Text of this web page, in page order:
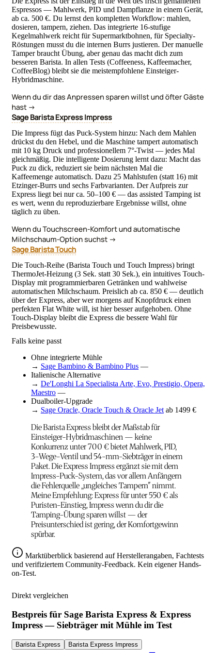
Espressos — Mahlwerk, PID und Dampflanze in einem Gerät,
ab ca. 500 €. Du lernst den kompletten Workflow: mahlen,
dosieren, tampern, ziehen. Das integrierte 16-stufige
Kegelmahlwerk reicht für Supermarktbohnen, für Specialty-
Röstungen musst du die internen Burrs justieren. Der manuelle
Tamper braucht Übung, aber genau das macht dich zum
besseren Barista. In allen Tests (Coffeeness, Kaffeemacher,
CoffeeBlog) bleibt sie die meistempfohlene Einsteiger-
Hybridmaschine.
Wenn du dir das Anpressen sparen willst und öfter Gäste
hast →
Sage Barista Express Impress
Die Impress fügt das Puck-System hinzu: Nach dem Mahlen
drückst du den Hebel, und die Maschine tampert automatisch
mit 10 kg Druck und professionellem 7°-Twist — jedes Mal
gleichmäßig. Die intelligente Dosierung lernt dazu: Macht das
Puck zu dick, reduziert sie beim nächsten Mal die
Kaffeemenge automatisch. Dazu 25 Mahlstufen (statt 16) mit
Etzinger-Burrs und sechs Farbvarianten. Der Aufpreis zur
Express liegt bei nur ca. 50–100 € — das assisted Tamping ist
es wert, wenn du reproduzierbare Ergebnisse willst, ohne
täglich zu üben.
Wenn du Touchscreen-Komfort und automatische
Milchschaum-Option suchst →
Sage Barista Touch
Die Touch-Reihe (Barista Touch und Touch Impress) bringt
ThermoJet-Heizung (3 Sek. statt 30 Sek.), ein intuitives Touch-
Display mit programmierbaren Getränken und wahlweise
automatischen Milchschaum. Preislich ab ca. 850 € — deutlich
über der Express, aber wer morgens auf Knopfdruck einen
perfekten Flat White will, ist hier besser aufgehoben. Ohne
Touch-Display bleibt die Express die bessere Wahl für
Preisbewusste.
Falls keine passt
Ohne integrierte Mühle
→ Sage Bambino & Bambino Plus —
Italienische Alternative
→ De'Longhi La Specialista Arte, Evo, Prestigio, Opera,
Maestro —
Dualboiler-Upgrade
→ Sage Oracle, Oracle Touch & Oracle Jet ab 1499 €
Die Barista Express bleibt der Maßstab für
Einsteiger-Hybridmaschinen — keine
Konkurrenz unter 700 € bietet Mahlwerk, PID,
3-Wege-Ventil und 54-mm-Siebträger in einem
Paket. Die Express Impress ergänzt sie mit dem
Impress-Puck-System, das vor allem Anfängern
die Fehlerquelle „ungleiches Tampern" nimmt.
Meine Empfehlung: Express für unter 550 € als
Puristen-Einstieg, Impress wenn du dir die
Tamping-Übung sparen willst — der
Preisunterschied ist gering, der Komfortgewinn
spürbar.
Marktüberblick basierend auf Herstellerangaben, Fachtests
und verifiziertem Community-Feedback. Kein eigener Hands-
on-Test.
Direkt vergleichen
Bestpreis für Sage Barista Express & Express
Impress — Siebträger mit Mühle im Test
Barista Express Barista Express Impress